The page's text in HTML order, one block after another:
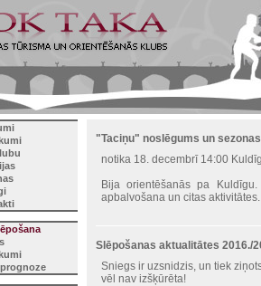
"Taciņu" noslēgums un
notika 18. decembrī 14:00
Bija orientēšanās pa
apbalvošana un citas aktivitātes.
Slēpošanas aktualitātes 2016./
Sniegs ir uzsnidzis, un tiek
vēl nav izšķūrēta!